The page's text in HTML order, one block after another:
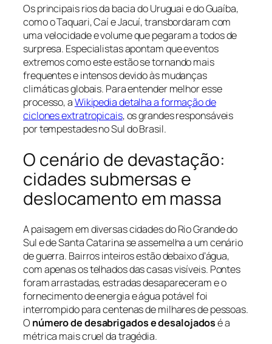
Os principais rios da bacia do Uruguai e do Guaíba,
como o Taquari, Caí e Jacuí, transbordaram com
uma velocidade e volume que pegaram a todos de
surpresa. Especialistas apontam que eventos
extremos como este estão se tornando mais
frequentes e intensos devido às mudanças
climáticas globais. Para entender melhor esse
processo, aWikipedia detalha a formação de
ciclones extratropicais, os grandes responsáveis
por tempestades no Sul do Brasil.
O cenário de devastação:
cidades submersas e
deslocamento em massa
A paisagem em diversas cidades do Rio Grande do
Sul e de Santa Catarina se assemelha a um cenário
de guerra. Bairros inteiros estão debaixo d’água,
com apenas os telhados das casas visíveis. Pontes
foram arrastadas, estradas desapareceram e o
fornecimento de energia e água potável foi
interrompido para centenas de milhares de pessoas.
O número de desabrigados e desalojadosé a
métrica mais cruel da tragédia.